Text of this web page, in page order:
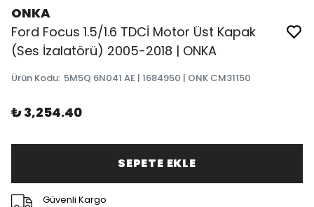
ONKA
Ford Focus 1.5/1.6 TDCİ Motor Üst Kapak
(Ses İzalatörü) 2005-2018 | ONKA
Ürün Kodu: 5M5Q 6N041 AE | 1684950 | ONK CM31150
₺ 3,254.40
SEPETE EKLE
Güvenli Kargo